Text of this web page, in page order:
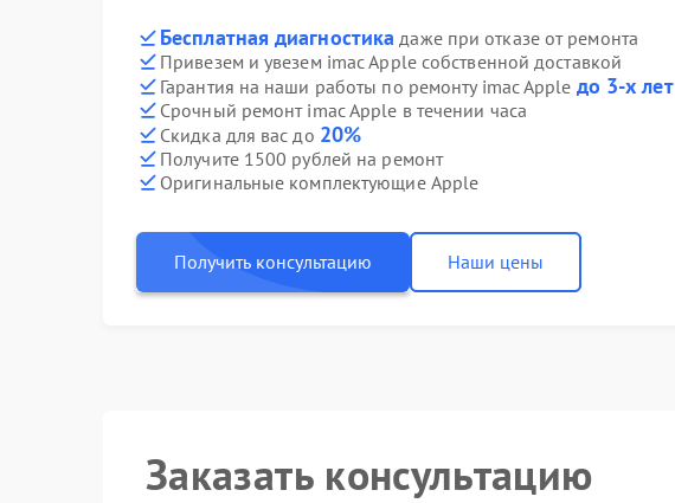
Бесплатная диагностика даже при отказе от ремонта
Привезем и увезем imac Apple собственной доставкой
Гарантия на наши работы по ремонту imac Apple до 3-х лет
Срочный ремонт imac Apple в течении часа
Скидка для вас до 20%
Получите 1500 рублей на ремонт
Оригинальные комплектующие Apple
Получить консультацию Наши цены
Заказать консультацию